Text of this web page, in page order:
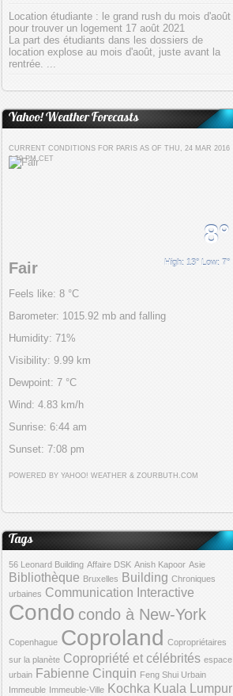
Location étudiante : le grand rush du mois d'août
pour trouver un logement 17 août 2021
La part des étudiants dans les dossiers de
location explose au mois d'août, juste avant la
rentrée. ...
Yahoo! Weather Forecasts
CURRENT CONDITIONS FOR PARIS AS OF THU, 24 MAR 2016
8:59 PM CET
8°
High: 13° Low: 7°
Fair
Feels like: 8 °C
Barometer: 1015.92 mb and falling
Humidity: 71%
Visibility: 9.99 km
Dewpoint: 7 °C
Wind: 4.83 km/h
Sunrise: 6:44 am
Sunset: 7:08 pm
POWERED BY YAHOO! WEATHER & ZOURBUTH.COM
Tags
56 Leonard Building Affaire DSK Anish Kapoor Asie
Bibliothèque Bruxelles Building Chroniques
urbaines Communication Interactive
Condo condo à New-York
Copenhague Coproland Copropriétaires
sur la planète Copropriété et célébrités espace
urbain Fabienne Cinquin Feng Shui Urbain
Immeuble Immeuble-Ville Kochka Kuala Lumpur